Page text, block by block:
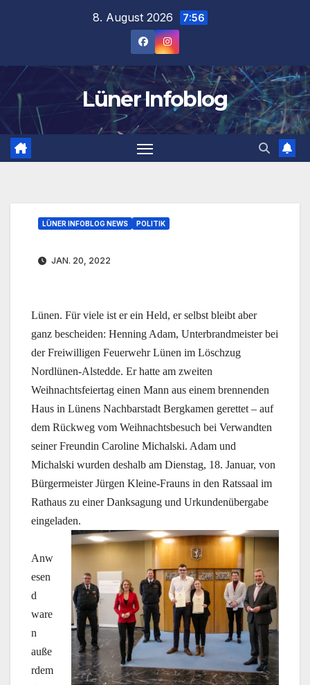
8. August 2026 7:56
Lüner Infoblog
LÜNER INFOBLOG NEWS POLITIK
JAN. 20, 2022
Lünen. Für viele ist er ein Held, er selbst bleibt aber
ganz bescheiden: Henning Adam, Unterbrandmeister bei
der Freiwilligen Feuerwehr Lünen im Löschzug
Nordlünen-Alstedde. Er hatte am zweiten
Weihnachtsfeiertag einen Mann aus einem brennenden
Haus in Lünens Nachbarstadt Bergkamen gerettet – auf
dem Rückweg vom Weihnachtsbesuch bei Verwandten
seiner Freundin Caroline Michalski. Adam und
Michalski wurden deshalb am Dienstag, 18. Januar, von
Bürgermeister Jürgen Kleine-Frauns in den Ratssaal im
Rathaus zu einer Danksagung und Urkundenübergabe
eingeladen.
Anw
esen
d
ware
n
auße
rdem